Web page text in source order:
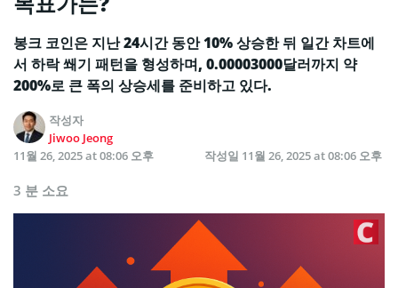
봉크 코인은 지난 24시간 동안 10% 상승한 뒤 일간 차트에
서 하락 쐐기 패턴을 형성하며, 0.00003000달러까지 약
200%로 큰 폭의 상승세를 준비하고 있다.
작성자
Jiwoo Jeong
11월 26, 2025 at 08:06 오후
작성일 11월 26, 2025 at 08:06 오후
3 분 소요